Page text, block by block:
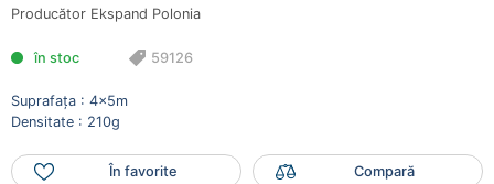
Producător Ekspand Polonia
în stoc 59126
Suprafața : 4x5m
Densitate : 210g
În favorite Compară